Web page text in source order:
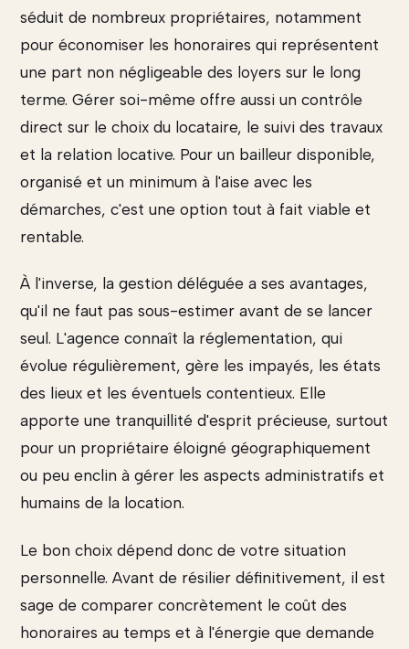
séduit de nombreux propriétaires, notamment
pour économiser les honoraires qui représentent
une part non négligeable des loyers sur le long
terme. Gérer soi-même offre aussi un contrôle
direct sur le choix du locataire, le suivi des travaux
et la relation locative. Pour un bailleur disponible,
organisé et un minimum à l'aise avec les
démarches, c'est une option tout à fait viable et
rentable.
À l'inverse, la gestion déléguée a ses avantages,
qu'il ne faut pas sous-estimer avant de se lancer
seul. L'agence connaît la réglementation, qui
évolue régulièrement, gère les impayés, les états
des lieux et les éventuels contentieux. Elle
apporte une tranquillité d'esprit précieuse, surtout
pour un propriétaire éloigné géographiquement
ou peu enclin à gérer les aspects administratifs et
humains de la location.
Le bon choix dépend donc de votre situation
personnelle. Avant de résilier définitivement, il est
sage de comparer concrètement le coût des
honoraires au temps et à l'énergie que demande